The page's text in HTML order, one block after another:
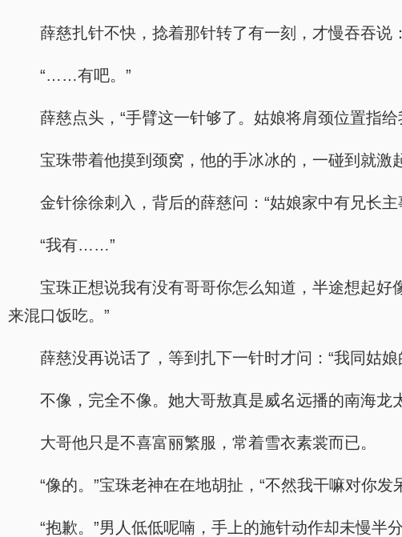
薛慈扎针不快，捻着那针转了有一刻，才慢吞吞说
“……有吧。”
薛慈点头，“手臂这一针够了。姑娘将肩颈位置指给
宝珠带着他摸到颈窝，他的手冰冰的，一碰到就激
金针徐徐刺入，背后的薛慈问：“姑娘家中有兄长
“我有……”
宝珠正想说我有没有哥哥你怎么知道，半途想起
来混口饭吃。”
薛慈没再说话了，等到扎下一针时才问：“我同姑
不像，完全不像。她大哥敖真是威名远播的南海龙
大哥他只是不喜富丽繁服，常着雪衣素裳而已。
“像的。”宝珠老神在在地胡扯，“不然我干嘛对你发
“抱歉。”男人低低呢喃，手上的施针动作却未慢半分